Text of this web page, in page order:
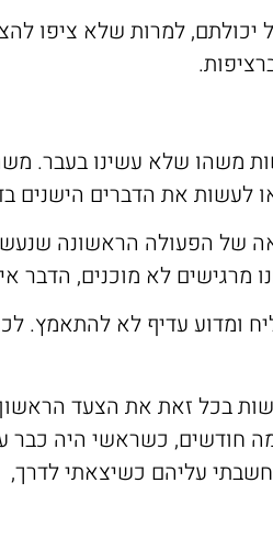
למרות שלא ציפו
משהו שלא עשינו בעבר.
לעשות את הדברים
של הפעולה הראשונה
מרגישים לא מוכנים, הדבר
ומדוע עדיף לא להתאמץ.
בכל זאת את הצעד
חודשים, כשראשי היה
עליהם כשיצאתי